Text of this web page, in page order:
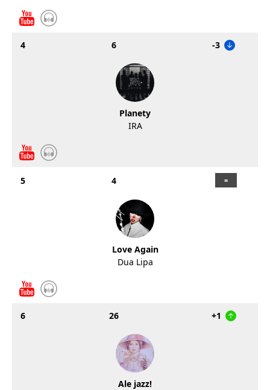
4 6 -3
Planety
IRA
5 4
Love Again
Dua Lipa
6 26 +1
Ale jazz!